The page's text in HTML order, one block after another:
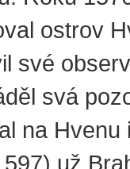
ostrov
své
svá
na Hvenu
už